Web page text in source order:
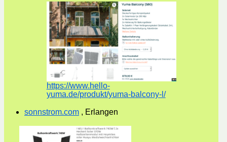
https://www.hello-
yuma.de/produkt/yuma-balcony-l/
sonnstrom.com , Erlangen